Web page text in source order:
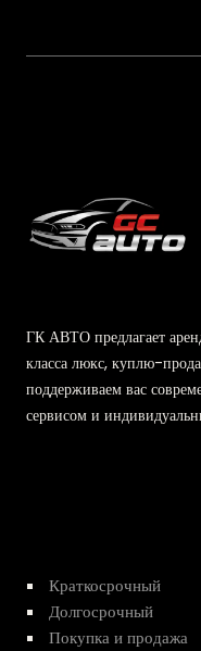
ГК АВТО предлагает
класса люкс, куплю-
поддерживаем вас
сервисом и
Краткосрочный
Долгосрочный
Покупка и продажа